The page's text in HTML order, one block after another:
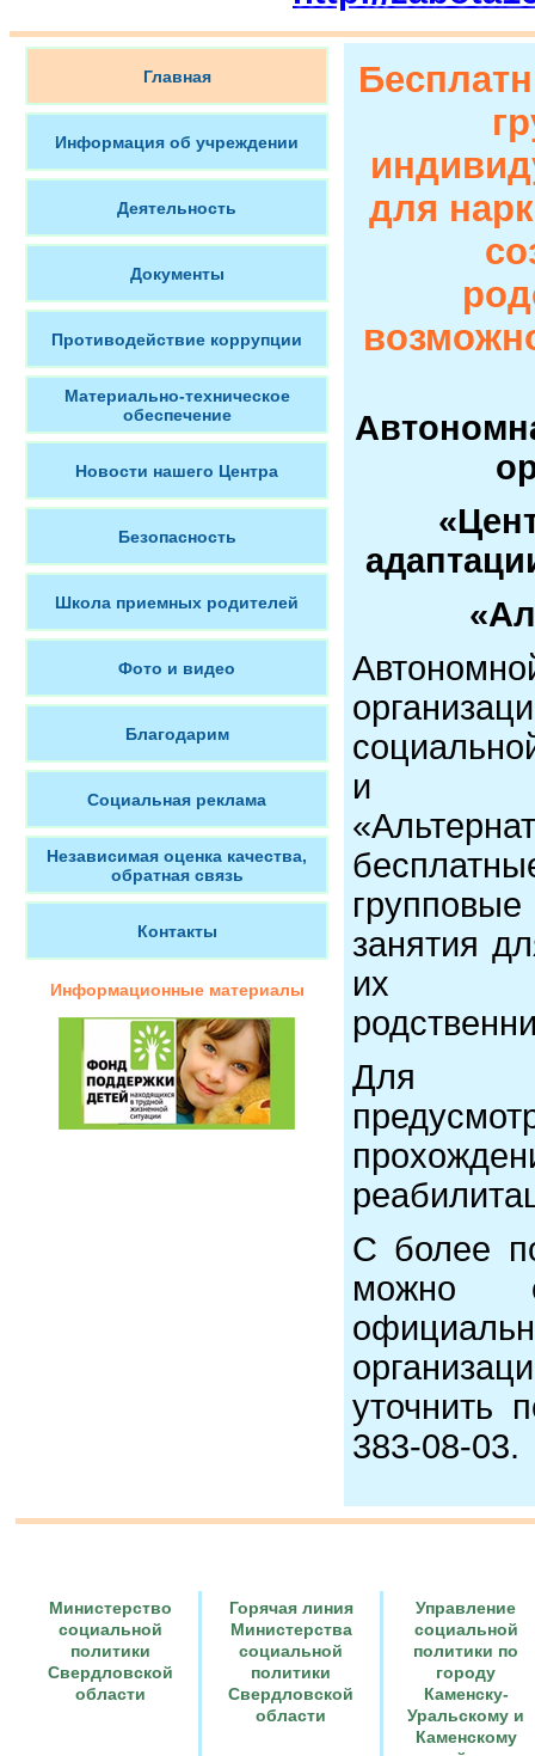
Главная
Информация об учреждении
Деятельность
Документы
Противодействие коррупции
Материально-техническое
обеспечение
Новости нашего Центра
Безопасность
Школа приемных родителей
Фото и видео
Благодарим
Социальная реклама
Независимая оценка качества,
обратная связь
Контакты
Информационные материалы
для
и
занятия
их
Для
С более
можно
уточнить
383-08-03.
Министерство
социальной
политики
Свердловской
области
Горячая линия
Министерства
социальной
политики
Свердловской
области
Управление
социальной
политики по
городу
Каменску-
Уральскому и
Каменскому